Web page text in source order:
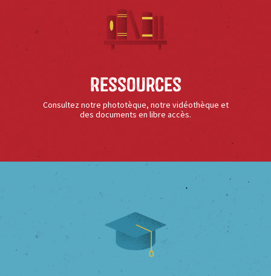
Ressources
Consultez notre phototèque, notre vidéothèque et
des documents en libre accès.